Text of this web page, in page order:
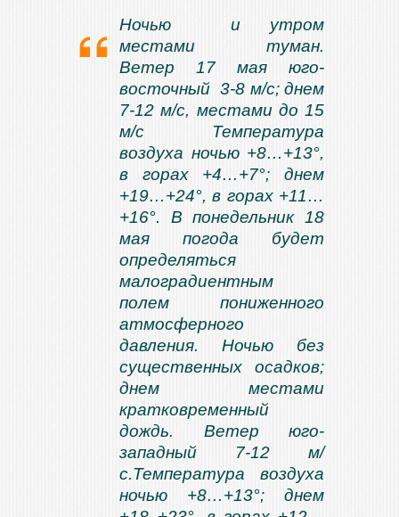
Ночью и утром
местами туман.
Ветер 17 мая юго-
восточный 3-8 м/с; днем
7-12 м/с, местами до 15
м/с Температура
воздуха ночью +8…+13°,
в горах +4…+7°; днем
+19…+24°, в горах +11…
+16°. В понедельник 18
мая погода будет
определяться
малоградиентным
полем пониженного
атмосферного
давления. Ночью без
существенных осадков;
днем местами
кратковременный
дождь. Ветер юго-
западный 7-12 м/
с.Температура воздуха
ночью +8…+13°; днем